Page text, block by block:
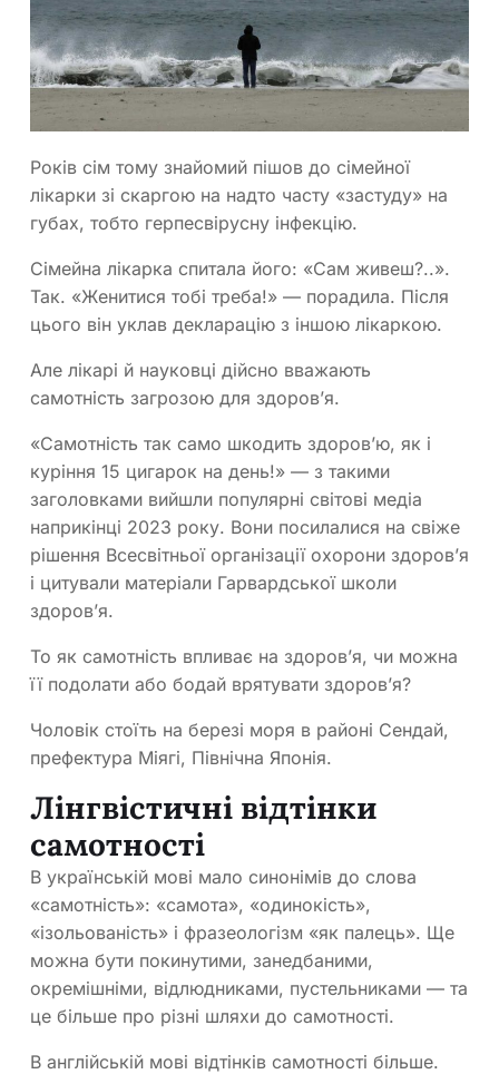
Років сім тому знайомий пішов до сімейної
лікарки зі скаргою на надто часту «застуду» на
губах, тобто герпесвірусну інфекцію.
Сімейна лікарка спитала його: «Сам живеш?..».
Так. «Женитися тобі треба!» — порадила. Після
цього він уклав декларацію з іншою лікаркою.
Але лікарі й науковці дійсно вважають
самотність загрозою для здоров’я.
«Самотність так само шкодить здоров’ю, як і
куріння 15 цигарок на день!» — з такими
заголовками вийшли популярні світові медіа
наприкінці 2023 року. Вони посилалися на свіже
рішення Всесвітньої організації охорони здоров’я
і цитували матеріали Гарвардської школи
здоров’я.
То як самотність впливає на здоров’я, чи можна
її подолати або бодай врятувати здоров’я?
Чоловік стоїть на березі моря в районі Сендай,
префектура Міягі, Північна Японія.
Лінгвістичні відтінки
самотності
В українській мові мало синонімів до слова
«самотність»: «самота», «одинокість»,
«ізольованість» і фразеологізм «як палець». Ще
можна бути покинутими, занедбаними,
окремішніми, відлюдниками, пустельниками — та
це більше про різні шляхи до самотності.
В англійській мові відтінків самотності більше.